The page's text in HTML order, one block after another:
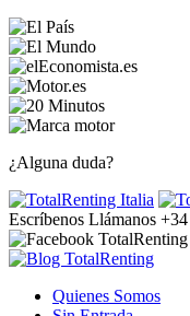
¿Alguna duda?
Escríbenos Llámanos
Quienes Somos